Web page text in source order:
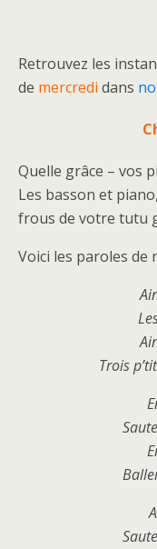
Retrouvez les
de mercredi dans
Quelle grâce – vos
Les basson et
frous de votre tutu
Voici les paroles de
Trois